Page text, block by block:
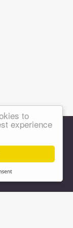
to
experience